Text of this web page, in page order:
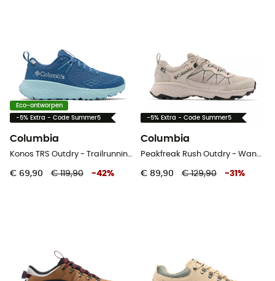
Eco-ontworpen
-5% Extra - Code Summer5
Columbia
Konos TRS Outdry - Trailrunningschoenen - Dames
€ 69,90 € 119,90 -42%
-5% Extra - Code Summer5
Columbia
Peakfreak Rush Outdry - Wandelschoenen - Heren
€ 89,90 € 129,90 -31 %